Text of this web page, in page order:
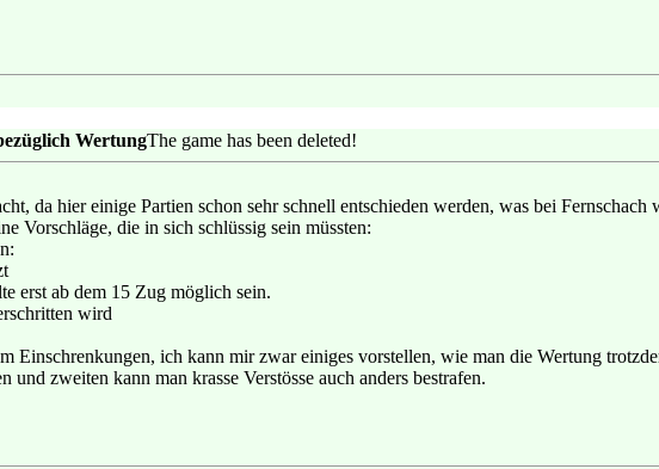
WertungThe game has been deleted!
da hier einige Partien schon sehr schnell entschieden werden, was bei
Vorschläge, die in sich schlüssig sein müssten:
erst ab dem 15 Zug möglich sein.
wird
Einschrenkungen, ich kann mir zwar einiges vorstellen, wie man die Wertung
und zweiten kann man krasse Verstösse auch anders bestrafen.